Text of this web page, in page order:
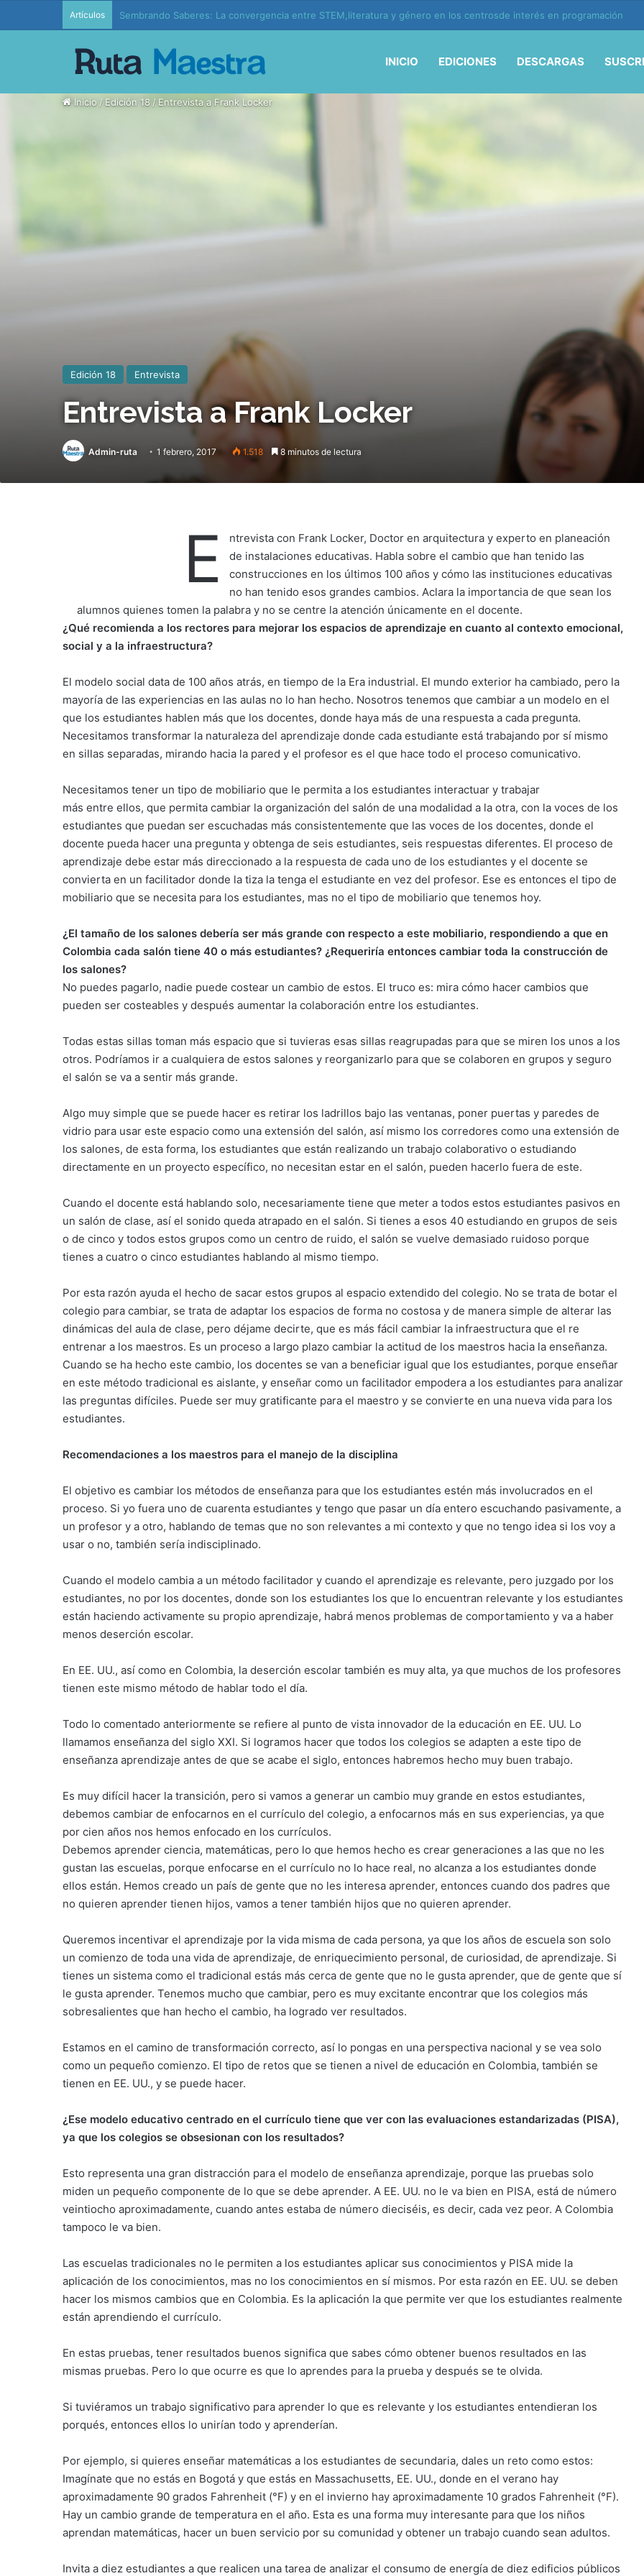
Artículos Edición 37 – Generaciones conectadas: educación y vida en la era de la IA
INICIO EDICIONES DESCARGAS
Inicio /Edición 18 / Entrevista a Frank Locker
Edición 18 Entrevista
Entrevista a Frank Locker
Admin-ruta 1 febrero, 2017 1.518 8 minutos de lectura
E
ntrevista con Frank Locker, Doctor en arquitectura y experto en planeación
de instalaciones educativas. Habla sobre el cambio que han tenido las
construcciones en los últimos 100 años y cómo las instituciones educativas
no han tenido esos grandes cambios. Aclara la importancia de que sean los
alumnos quienes tomen la palabra y no se centre la atención únicamente en el docente.
¿Qué recomienda a los rectores para mejorar los espacios de aprendizaje en cuanto al contexto emocional,
social y a la infraestructura?
El modelo social data de 100 años atrás, en tiempo de la Era industrial. El mundo exterior ha cambiado, pero la
mayoría de las experiencias en las aulas no lo han hecho. Nosotros tenemos que cambiar a un modelo en el
que los estudiantes hablen más que los docentes, donde haya más de una respuesta a cada pregunta.
Necesitamos transformar la naturaleza del aprendizaje donde cada estudiante está trabajando por sí mismo
en sillas separadas, mirando hacia la pared y el profesor es el que hace todo el proceso comunicativo.
Necesitamos tener un tipo de mobiliario que le permita a los estudiantes interactuar y trabajar
más entre ellos, que permita cambiar la organización del salón de una modalidad a la otra, con la voces de los
estudiantes que puedan ser escuchadas más consistentemente que las voces de los docentes, donde el
docente pueda hacer una pregunta y obtenga de seis estudiantes, seis respuestas diferentes. El proceso de
aprendizaje debe estar más direccionado a la respuesta de cada uno de los estudiantes y el docente se
convierta en un facilitador donde la tiza la tenga el estudiante en vez del profesor. Ese es entonces el tipo de
mobiliario que se necesita para los estudiantes, mas no el tipo de mobiliario que tenemos hoy.
¿El tamaño de los salones debería ser más grande con respecto a este mobiliario, respondiendo a que en
Colombia cada salón tiene 40 o más estudiantes? ¿Requeriría entonces cambiar toda la construcción de
los salones?
No puedes pagarlo, nadie puede costear un cambio de estos. El truco es: mira cómo hacer cambios que
pueden ser costeables y después aumentar la colaboración entre los estudiantes.
Todas estas sillas toman más espacio que si tuvieras esas sillas reagrupadas para que se miren los unos a los
otros. Podríamos ir a cualquiera de estos salones y reorganizarlo para que se colaboren en grupos y seguro
el salón se va a sentir más grande.
Algo muy simple que se puede hacer es retirar los ladrillos bajo las ventanas, poner puertas y paredes de
vidrio para usar este espacio como una extensión del salón, así mismo los corredores como una extensión de
los salones, de esta forma, los estudiantes que están realizando un trabajo colaborativo o estudiando
directamente en un proyecto específico, no necesitan estar en el salón, pueden hacerlo fuera de este.
Cuando el docente está hablando solo, necesariamente tiene que meter a todos estos estudiantes pasivos en
un salón de clase, así el sonido queda atrapado en el salón. Si tienes a esos 40 estudiando en grupos de seis
o de cinco y todos estos grupos como un centro de ruido, el salón se vuelve demasiado ruidoso porque
tienes a cuatro o cinco estudiantes hablando al mismo tiempo.
Por esta razón ayuda el hecho de sacar estos grupos al espacio extendido del colegio. No se trata de botar el
colegio para cambiar, se trata de adaptar los espacios de forma no costosa y de manera simple de alterar las
dinámicas del aula de clase, pero déjame decirte, que es más fácil cambiar la infraestructura que el re
entrenar a los maestros. Es un proceso a largo plazo cambiar la actitud de los maestros hacia la enseñanza.
Cuando se ha hecho este cambio, los docentes se van a beneficiar igual que los estudiantes, porque enseñar
en este método tradicional es aislante, y enseñar como un facilitador empodera a los estudiantes para analizar
las preguntas difíciles. Puede ser muy gratificante para el maestro y se convierte en una nueva vida para los
estudiantes.
Recomendaciones a los maestros para el manejo de la disciplina
El objetivo es cambiar los métodos de enseñanza para que los estudiantes estén más involucrados en el
proceso. Si yo fuera uno de cuarenta estudiantes y tengo que pasar un día entero escuchando pasivamente, a
un profesor y a otro, hablando de temas que no son relevantes a mi contexto y que no tengo idea si los voy a
usar o no, también sería indisciplinado.
Cuando el modelo cambia a un método facilitador y cuando el aprendizaje es relevante, pero juzgado por los
estudiantes, no por los docentes, donde son los estudiantes los que lo encuentran relevante y los estudiantes
están haciendo activamente su propio aprendizaje, habrá menos problemas de comportamiento y va a haber
menos deserción escolar.
En EE. UU., así como en Colombia, la deserción escolar también es muy alta, ya que muchos de los profesores
tienen este mismo método de hablar todo el día.
Todo lo comentado anteriormente se refiere al punto de vista innovador de la educación en EE. UU. Lo
llamamos enseñanza del siglo XXI. Si logramos hacer que todos los colegios se adapten a este tipo de
enseñanza aprendizaje antes de que se acabe el siglo, entonces habremos hecho muy buen trabajo.
Es muy difícil hacer la transición, pero si vamos a generar un cambio muy grande en estos estudiantes,
debemos cambiar de enfocarnos en el currículo del colegio, a enfocarnos más en sus experiencias, ya que
por cien años nos hemos enfocado en los currículos.
Debemos aprender ciencia, matemáticas, pero lo que hemos hecho es crear generaciones a las que no les
gustan las escuelas, porque enfocarse en el currículo no lo hace real, no alcanza a los estudiantes donde
ellos están. Hemos creado un país de gente que no les interesa aprender, entonces cuando dos padres que
no quieren aprender tienen hijos, vamos a tener también hijos que no quieren aprender.
Queremos incentivar el aprendizaje por la vida misma de cada persona, ya que los años de escuela son solo
un comienzo de toda una vida de aprendizaje, de enriquecimiento personal, de curiosidad, de aprendizaje. Si
tienes un sistema como el tradicional estás más cerca de gente que no le gusta aprender, que de gente que sí
le gusta aprender. Tenemos mucho que cambiar, pero es muy excitante encontrar que los colegios más
sobresalientes que han hecho el cambio, ha logrado ver resultados.
Estamos en el camino de transformación correcto, así lo pongas en una perspectiva nacional y se vea solo
como un pequeño comienzo. El tipo de retos que se tienen a nivel de educación en Colombia, también se
tienen en EE. UU., y se puede hacer.
¿Ese modelo educativo centrado en el currículo tiene que ver con las evaluaciones estandarizadas (PISA),
ya que los colegios se obsesionan con los resultados?
Esto representa una gran distracción para el modelo de enseñanza aprendizaje, porque las pruebas solo
miden un pequeño componente de lo que se debe aprender. A EE. UU. no le va bien en PISA, está de número
veintiocho aproximadamente, cuando antes estaba de número dieciséis, es decir, cada vez peor. A Colombia
tampoco le va bien.
Las escuelas tradicionales no le permiten a los estudiantes aplicar sus conocimientos y PISA mide la
aplicación de los conocimientos, mas no los conocimientos en sí mismos. Por esta razón en EE. UU. se deben
hacer los mismos cambios que en Colombia. Es la aplicación la que permite ver que los estudiantes realmente
están aprendiendo el currículo.
En estas pruebas, tener resultados buenos significa que sabes cómo obtener buenos resultados en las
mismas pruebas. Pero lo que ocurre es que lo aprendes para la prueba y después se te olvida.
Si tuviéramos un trabajo significativo para aprender lo que es relevante y los estudiantes entendieran los
porqués, entonces ellos lo unirían todo y aprenderían.
Por ejemplo, si quieres enseñar matemáticas a los estudiantes de secundaria, dales un reto como estos:
Imagínate que no estás en Bogotá y que estás en Massachusetts, EE. UU., donde en el verano hay
aproximadamente 90 grados Fahrenheit (°F) y en el invierno hay aproximadamente 10 grados Fahrenheit (°F).
Hay un cambio grande de temperatura en el año. Esta es una forma muy interesante para que los niños
aprendan matemáticas, hacer un buen servicio por su comunidad y obtener un trabajo cuando sean adultos.
Invita a diez estudiantes a que realicen una tarea de analizar el consumo de energía de diez edificios públicos